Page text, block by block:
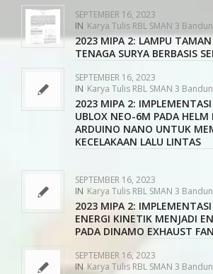
SEPTEMBER 16, 2023
IN Karya Tulis RBL SMAN 3
2023 MIPA 2: LAMPU
TENAGA SURYA BERBASIS
SEPTEMBER 16, 2023
IN Karya Tulis RBL SMAN 3
2023 MIPA 2: IMPLEMENTASI
UBLOX NEO-6M PADA HELM
ARDUINO NANO UNTUK
KECELAKAAN LALU LINTAS
SEPTEMBER 16, 2023
IN Karya Tulis RBL SMAN 3
2023 MIPA 2: IMPLEMENTASI
ENERGI KINETIK MENJADI
PADA DINAMO EXHAUST FAN
SEPTEMBER 16, 2023
IN Karya Tulis RBL SMAN 3